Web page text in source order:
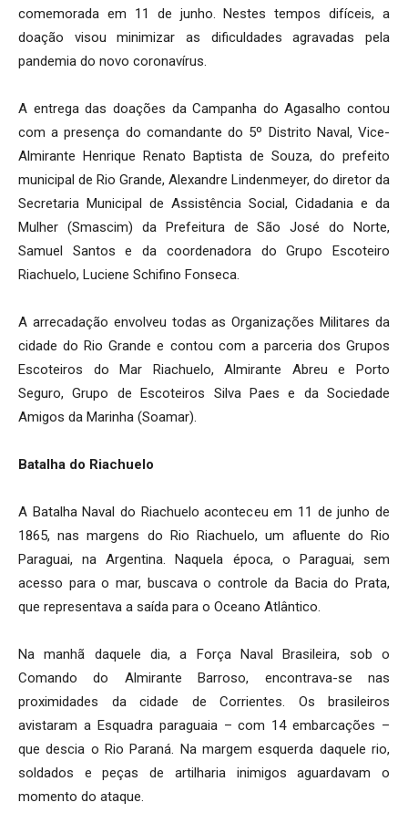
comemorada em 11 de junho. Nestes tempos difíceis, a
doação visou minimizar as dificuldades agravadas pela
pandemia do novo coronavírus.
A entrega das doações da Campanha do Agasalho contou
com a presença do comandante do 5º Distrito Naval, Vice-
Almirante Henrique Renato Baptista de Souza, do prefeito
municipal de Rio Grande, Alexandre Lindenmeyer, do diretor da
Secretaria Municipal de Assistência Social, Cidadania e da
Mulher (Smascim) da Prefeitura de São José do Norte,
Samuel Santos e da coordenadora do Grupo Escoteiro
Riachuelo, Luciene Schifino Fonseca.
A arrecadação envolveu todas as Organizações Militares da
cidade do Rio Grande e contou com a parceria dos Grupos
Escoteiros do Mar Riachuelo, Almirante Abreu e Porto
Seguro, Grupo de Escoteiros Silva Paes e da Sociedade
Amigos da Marinha (Soamar).
Batalha do Riachuelo
A Batalha Naval do Riachuelo aconteceu em 11 de junho de
1865, nas margens do Rio Riachuelo, um afluente do Rio
Paraguai, na Argentina. Naquela época, o Paraguai, sem
acesso para o mar, buscava o controle da Bacia do Prata,
que representava a saída para o Oceano Atlântico.
Na manhã daquele dia, a Força Naval Brasileira, sob o
Comando do Almirante Barroso, encontrava-se nas
proximidades da cidade de Corrientes. Os brasileiros
avistaram a Esquadra paraguaia – com 14 embarcações –
que descia o Rio Paraná. Na margem esquerda daquele rio,
soldados e peças de artilharia inimigos aguardavam o
momento do ataque.